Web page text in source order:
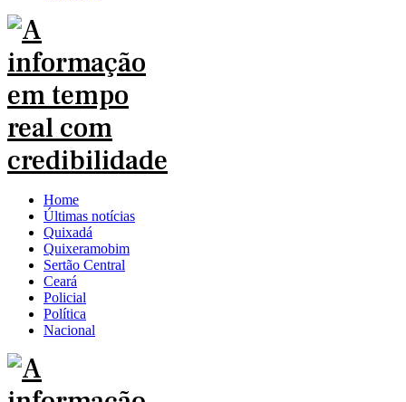
Home
Últimas notícias
Quixadá
Quixeramobim
Sertão Central
Ceará
Policial
Política
Nacional